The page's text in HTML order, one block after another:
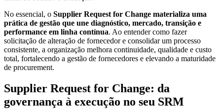
No essencial, o Supplier Request for Change materializa uma
prática de gestão que une diagnóstico, mercado, transição e
performance em linha contínua. Ao entender como fazer
solicitação de alteração de fornecedor e consolidar um processo
consistente, a organização melhora continuidade, qualidade e custo
total, fortalecendo a gestão de fornecedores e elevando a maturidade
de procurement.
Supplier Request for Change: da
governança à execução no seu SRM